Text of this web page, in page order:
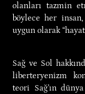
olanları tazmin
böylece her
uygun olarak
Sağ ve Sol
liberteryenizm
teori Sağ’ın